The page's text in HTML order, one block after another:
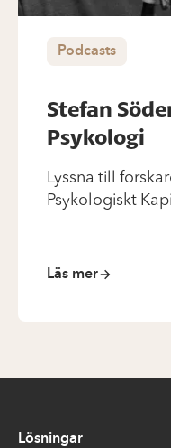
Podcasts
Stefan
Psykologi
Lyssna till
Psykologiskt
besitter om vi vill
Läs mer
Lösningar